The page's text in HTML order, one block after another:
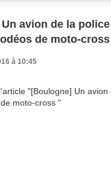
avion de la
de moto-cross
à 10:45